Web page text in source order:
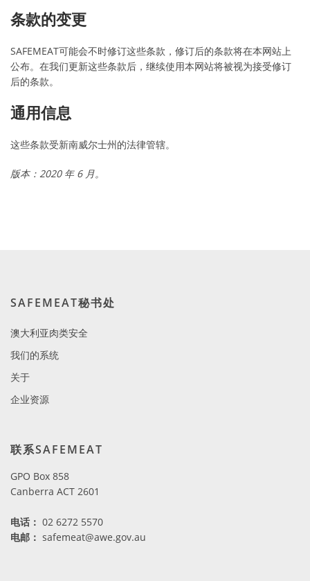
条款的变更
SAFEMEAT可能会不时修订这些条款，修订后的条款将在本网站上
公布。在我们更新这些条款后，继续使用本网站将被视为接受修订
后的条款。
通用信息
这些条款受新南威尔士州的法律管辖。
版本：2020 年 6 月。
SAFEMEAT秘书处
澳大利亚肉类安全
我们的系统
关于
企业资源
联系SAFEMEAT
GPO Box 858
Canberra ACT 2601
电话 ： 02 6272 5570
电邮： safemeat@awe.gov.au